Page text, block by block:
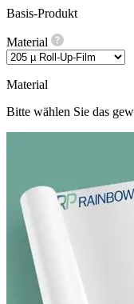
Basis-Produkt
Material
Material
Bitte wählen Sie das